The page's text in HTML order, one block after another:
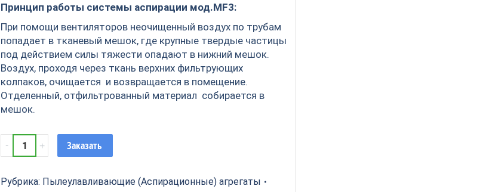
Принцип работы системы аспирации мод.MF3:
При помощи вентиляторов неочищенный воздух по трубам
попадает в тканевый мешок, где крупные твердые частицы
под действием силы тяжести опадают в нижний мешок.
Воздух, проходя через ткань верхних фильтрующих
колпаков, очищается и возвращается в помещение.
Отделенный, отфильтрованный материал собирается в
мешок.
Пылеулавливающий
агрегат
(с
Заказать
Рубрика: Пылеулавливающие (Аспирационные) агрегаты